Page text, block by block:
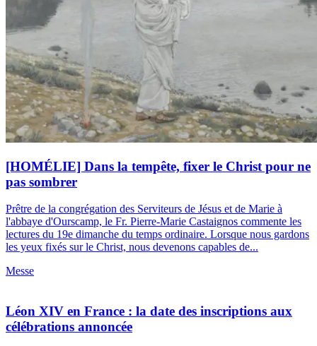
[HOMÉLIE] Dans la tempête, fixer le Christ pour ne
pas sombrer
Prêtre de la congrégation des Serviteurs de Jésus et de Marie à
l'abbaye d'Ourscamp, le Fr. Pierre-Marie Castaignos commente les
lectures du 19e dimanche du temps ordinaire. Lorsque nous gardons
les yeux fixés sur le Christ, nous devenons capables de...
Messe
Léon XIV en France : la date des inscriptions aux
célébrations annoncée